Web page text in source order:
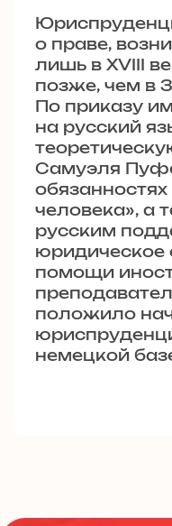
Политика конфиденциальности